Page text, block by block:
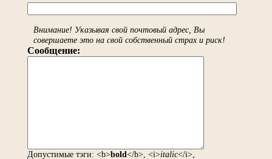
Внимание! Указывая свой почтовый адрес, Вы
совершаете это на свой собственный страх и риск!
Сообщение:
Допустимые тэги: <b>bold</b>, <i>italic</i>,